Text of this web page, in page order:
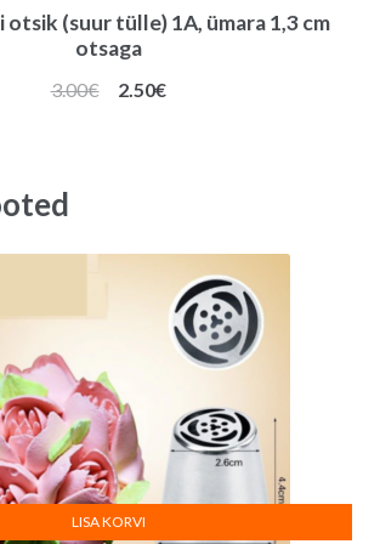
(suur tülle) 1A, ümara 1,3 cm
otsaga
3.00€
Algne
2.50€Praegune
LISA KORVI